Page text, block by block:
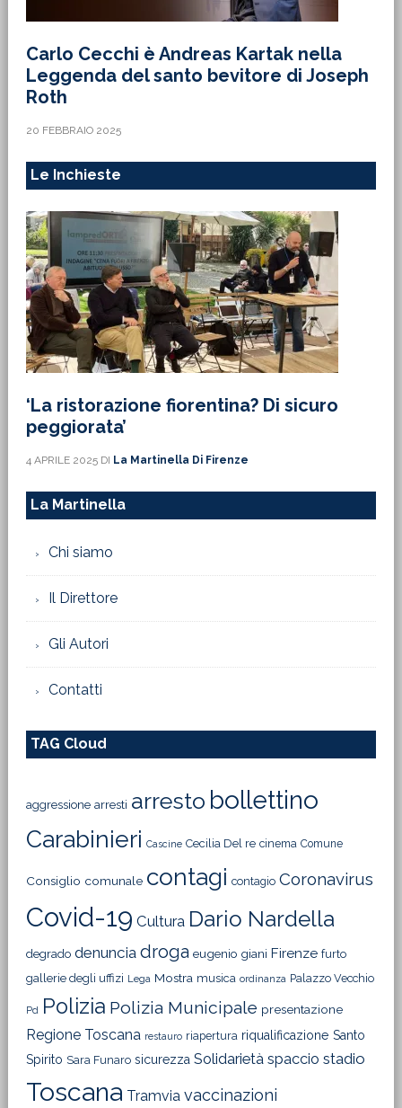
Carlo Cecchi è Andreas Kartak nella
Leggenda del santo bevitore di Joseph
Roth
20 FEBBRAIO 2025
Le Inchieste
‘La ristorazione fiorentina? Di sicuro
peggiorata’
4 APRILE 2025DI La Martinella Di Firenze
La Martinella
Chi siamo
Il Direttore
Gli Autori
Contatti
TAG Cloud
aggressione arresti arresto bollettino
Carabinieri Cascine Cecilia Del re cinema Comune
Consiglio comunale contagi contagio Coronavirus
Covid-19 Cultura Dario Nardella
degrado denuncia droga eugenio giani Firenze furto
gallerie degli uffizi Lega Mostra musica ordinanza Palazzo Vecchio
Pd Polizia Polizia Municipale presentazione
Regione Toscana restauro riapertura riqualificazione Santo
Spirito Sara Funaro sicurezza Solidarietà spaccio stadio
Toscana Tramvia vaccinazioni